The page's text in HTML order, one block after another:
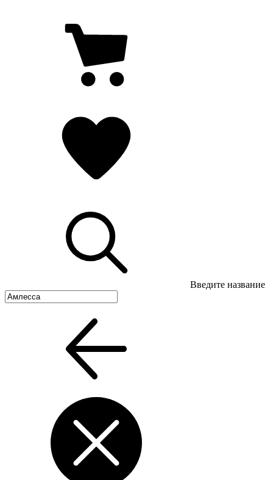
Введите название